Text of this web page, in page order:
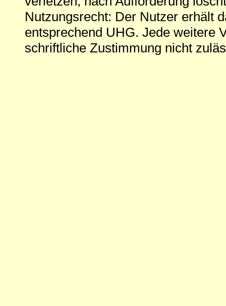
Nutzungsrecht: Der Nutzer erhält
entsprechend UHG. Jede weitere
schriftliche Zustimmung nicht